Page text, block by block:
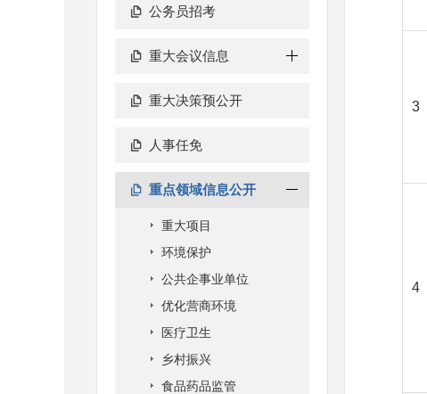
公务员招考
重大会议信息
重大决策预公开
人事任免
重点领域信息公开
重大项目
环境保护
公共企事业单位
优化营商环境
医疗卫生
乡村振兴
食品药品监管
3
4